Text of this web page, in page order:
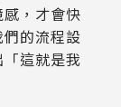
，才會快
的流程設
這就是我